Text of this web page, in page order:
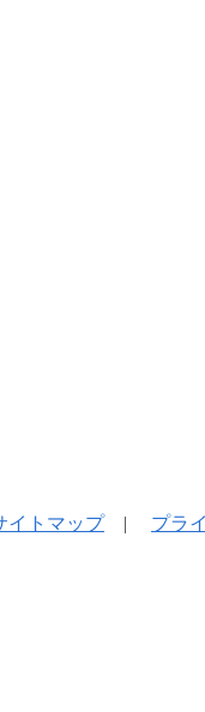
イトマップ| プラ